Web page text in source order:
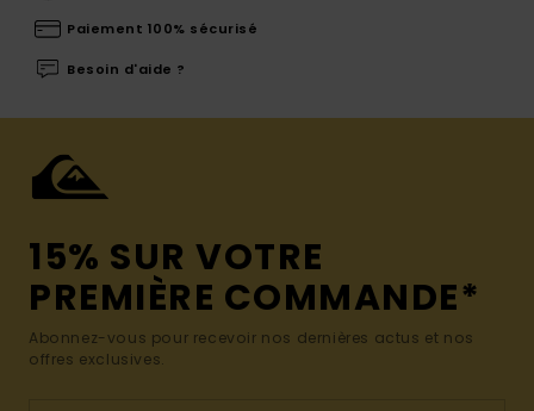
Paiement 100% sécurisé
Besoin d'aide ?
15% SUR VOTRE
PREMIÈRE COMMANDE*
Abonnez-vous pour recevoir nos dernières actus et nos
offres exclusives.